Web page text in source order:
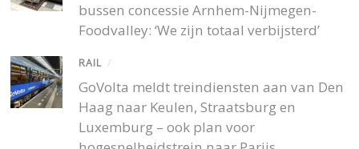
bussen concessie Arnhem-Nijmegen-
Foodvalley: ‘We zijn totaal verbijsterd’
RAIL /
GoVolta meldt treindiensten aan van Den
Haag naar Keulen, Straatsburg en
Luxemburg – ook plan voor